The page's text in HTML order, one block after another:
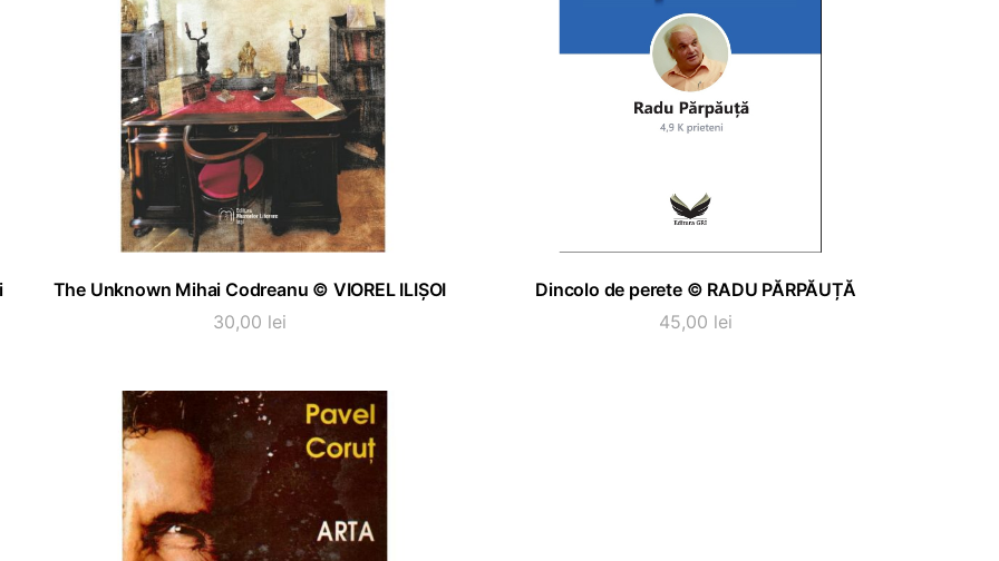
ADAUGĂ ÎN COȘ
The Unknown Mihai Codreanu © VIOREL ILIȘOI
30,00 lei
ADAUGĂ ÎN COȘ
Dincolo de perete © RADU PĂRPĂUȚĂ
45,00 lei